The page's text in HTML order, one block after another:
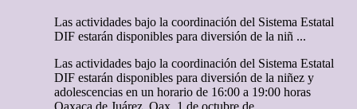
Las actividades bajo la coordinación del Sistema Estatal
DIF estarán disponibles para diversión de la niñ ...
Las actividades bajo la coordinación del Sistema Estatal
DIF estarán disponibles para diversión de la niñez y
adolescencias en un horario de 16:00 a 19:00 horas
Oaxaca de Juárez, Oax. 1 de octubre de ...